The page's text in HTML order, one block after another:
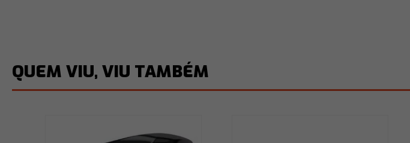
QUEM VIU, VIU TAMBÉM